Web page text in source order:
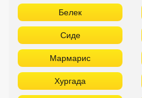
Белек
Сиде
Мармарис
Хургада